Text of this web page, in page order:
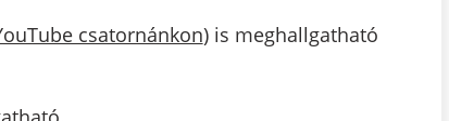
csatornánkon) is meghallgatható